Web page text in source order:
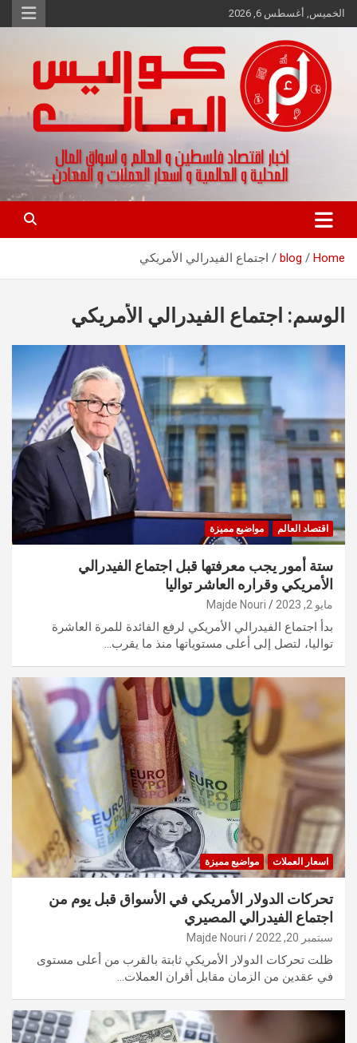
Skip
to
الخميس, أغسطس 6, 2026
كواليس المال
اخبار اقتصاد فلسطين و العالم و تقارير اسواق المال و العملات
Home
blog اجتماع الفيدرالي الأمريكي
الوسم: اجتماع الفيدرالي الأمريكي
اقتصاد العالم مواضيع مميزة
ستة أمور يجب معرفتها قبل اجتماع الفيدرالي
الأمريكي وقراره العاشر تواليا
مايو 2, 2023 Majde Nouri
بدأ اجتماع الفيدرالي الأمريكي لرفع الفائدة للمرة العاشرة
تواليا، لتصل إلى أعلى مستوياتها منذ ما يقرب…
اسعار العملات مواضيع مميزة
تحركات الدولار الأمريكي في الأسواق قبل يوم من
اجتماع الفيدرالي المصيري
سبتمبر 20, 2022 Majde Nouri
ظلت تحركات الدولار الأمريكي ثابتة بالقرب من أعلى مستوى
في عقدين من الزمان مقابل أقران العملات…